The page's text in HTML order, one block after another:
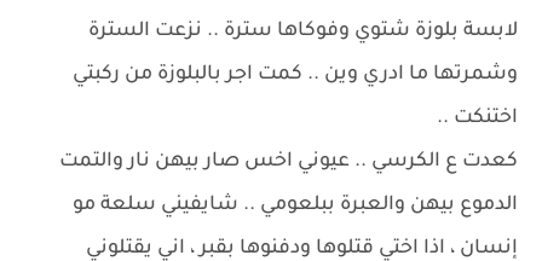
لابسة بلوزة شتوي وفوكاها سترة .. نزعت السترة
وشمرتها ما ادري وين .. كمت اجر بالبلوزة من ركبتي
اختنكت ..
كعدت ع الكرسي .. عيوني اخس صار بيهن نار والتمت
الدموع بيهن والعبرة ببلعومي .. شايفيني سلعة مو
إنسان ، اذا اختي قتلوها ودفنوها بقبر ، اني يقتلوني